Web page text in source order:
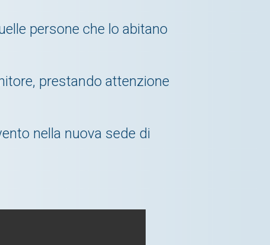
persone che lo abitano
prestando attenzione
nella nuova sede di